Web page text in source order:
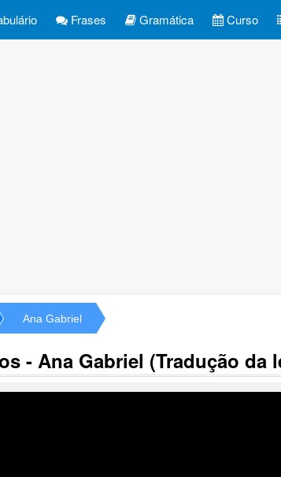
Frases Gramática Curso
Ana Gabriel
- Ana Gabriel (Tradução da